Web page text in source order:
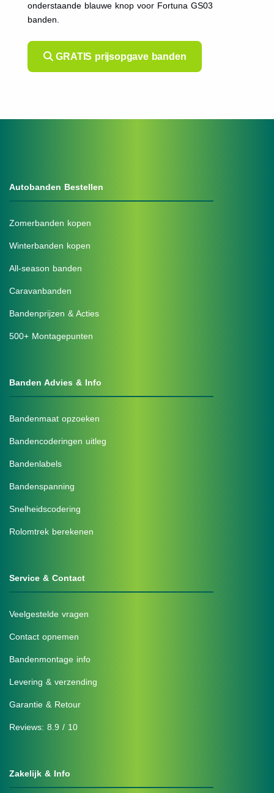
onderstaande blauwe knop voor Fortuna GS03
banden.
GRATIS prijsopgave banden
Autobanden Bestellen
Zomerbanden kopen
Winterbanden kopen
All-season banden
Caravanbanden
Bandenprijzen & Acties
500+ Montagepunten
Banden Advies & Info
Bandenmaat opzoeken
Bandencoderingen uitleg
Bandenlabels
Bandenspanning
Snelheidscodering
Rolomtrek berekenen
Service & Contact
Veelgestelde vragen
Contact opnemen
Bandenmontage info
Levering & verzending
Garantie & Retour
Reviews: 8.9 / 10
Zakelijk & Info